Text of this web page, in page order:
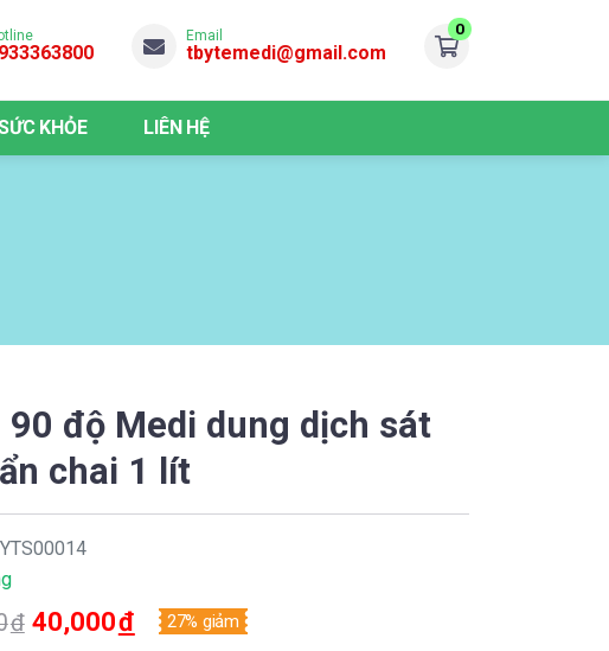
Email
tbytemedi@gmail.com
0
KHỎE LIÊN HỆ
90 độ Medi dung dịch sát
chai 1 lít
đ 40,000đ 27% giảm